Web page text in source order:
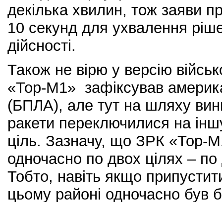
декілька хвилин, тож заяви
10 секунд для ухвалення
дійсності.
Також не вірю у версію
«Тор-М1» зафіксував
(БПЛА), але тут на шляху
ракети переключилися на
ціль. Зазначу, що ЗРК «Тор-
одночасно по двох цілях – по
Тобто, навіть якщо
цьому районі одночасно був